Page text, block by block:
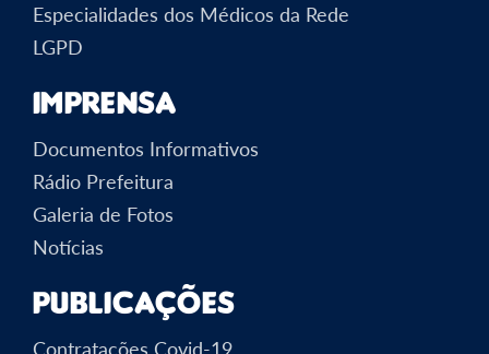
Especialidades dos Médicos da Rede
LGPD
Imprensa
Documentos Informativos
Rádio Prefeitura
Galeria de Fotos
Notícias
Publicações
Contratações Covid-19